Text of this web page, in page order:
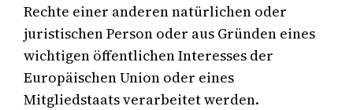
Rechte einer anderen natürlichen oder
juristischen Person oder aus Gründen eines
wichtigen öffentlichen Interesses der
Europäischen Union oder eines
Mitgliedstaats verarbeitet werden.